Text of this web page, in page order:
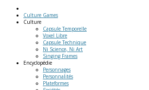
Culture Games
Culture
Capsule Temporelle
Voxel Libre
Capsule Technique
Ni Science, Ni Art
Singing Frames
Encyclopédie
Personnages
Personnalités
Plateformes